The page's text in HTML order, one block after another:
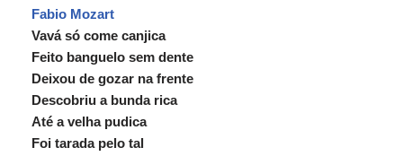
Fabio Mozart
Vavá só come canjica
Feito banguelo sem dente
Deixou de gozar na frente
Descobriu a bunda rica
Até a velha pudica
Foi tarada pelo tal